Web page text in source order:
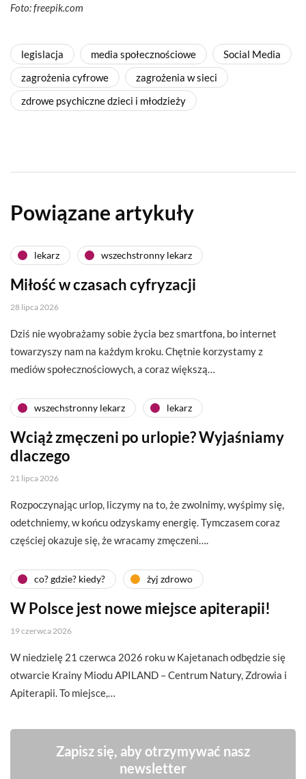
Foto: freepik.com
legislacja media społecznościowe
Social Media
zagrożenia cyfrowe
zagrożenia w sieci
zdrowe psychiczne dzieci i młodzieży
Powiązane artykuły
lekarz wszechstronny lekarz
Miłość w czasach cyfryzacji
28 lipca 2026
Dziś nie wyobrażamy sobie życia bez smartfona, bo internet
towarzyszy nam na każdym kroku. Chętnie korzystamy z
mediów społecznościowych, a coraz większą…
wszechstronny lekarz lekarz
Wciąż zmęczeni po urlopie? Wyjaśniamy
dlaczego
21 lipca 2026
Rozpoczynając urlop, liczymy na to, że zwolnimy, wyśpimy się,
odetchniemy, w końcu odzyskamy energię. Tymczasem coraz
częściej okazuje się, że wracamy zmęczeni….
co? gdzie? kiedy? żyj zdrowo
W Polsce jest nowe miejsce apiterapii!
19 czerwca 2026
W niedzielę 21 czerwca 2026 roku w Kajetanach odbędzie się
otwarcie Krainy Miodu APILAND – Centrum Natury, Zdrowia i
Apiterapii. To miejsce,…
Zapisz się, aby otrzymywać nasz
newsletter